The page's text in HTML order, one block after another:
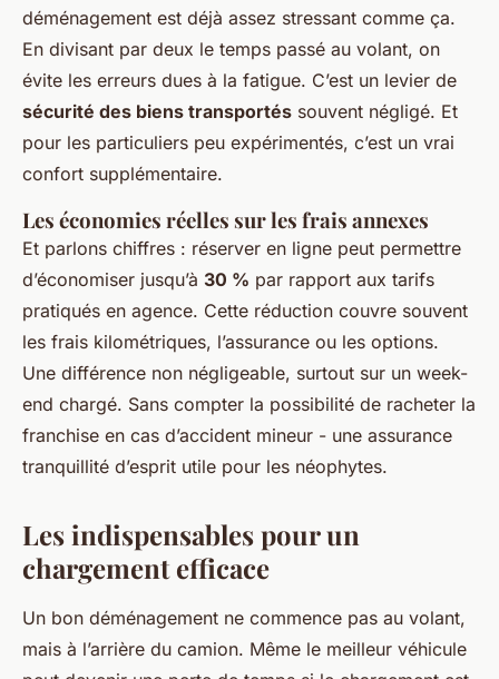
déménagement est déjà assez stressant comme ça.
En divisant par deux le temps passé au volant, on
évite les erreurs dues à la fatigue. C’est un levier de
sécurité des biens transportés souvent négligé. Et
pour les particuliers peu expérimentés, c’est un vrai
confort supplémentaire.
Les économies réelles sur les frais annexes
Et parlons chiffres : réserver en ligne peut permettre
d’économiser jusqu’à 30 % par rapport aux tarifs
pratiqués en agence. Cette réduction couvre souvent
les frais kilométriques, l’assurance ou les options.
Une différence non négligeable, surtout sur un week-
end chargé. Sans compter la possibilité de racheter la
franchise en cas d’accident mineur - une assurance
tranquillité d’esprit utile pour les néophytes.
Les indispensables pour un
chargement efficace
Un bon déménagement ne commence pas au volant,
mais à l’arrière du camion. Même le meilleur véhicule